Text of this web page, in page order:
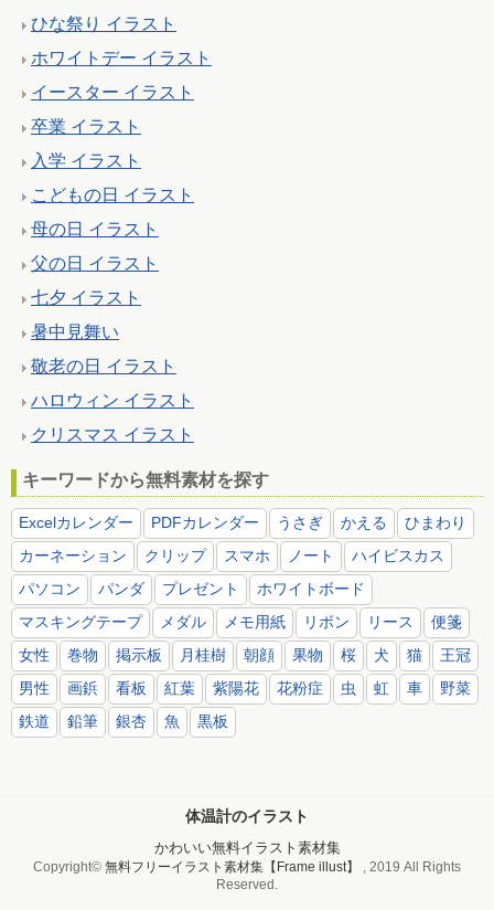
ひな祭り イラスト
ホワイトデー イラスト
イースター イラスト
卒業 イラスト
入学 イラスト
こどもの日 イラスト
母の日 イラスト
父の日 イラスト
七夕 イラスト
暑中見舞い
敬老の日 イラスト
ハロウィン イラスト
クリスマス イラスト
キーワードから無料素材を探す
Excelカレンダー PDFカレンダー うさぎ かえる
ひまわり
カーネーション
クリップ スマホ ノート
ハイビスカス
パソコン
パンダ プレゼント
ホワイトボード
マスキングテープ
メダル メモ用紙 リボン リース
便箋
女性
巻物 掲示板 月桂樹 朝顔 果物 桜 犬 猫
王冠
男性
画鋲 看板 紅葉 紫陽花 花粉症 虫 虹 車
野菜
鉄道
鉛筆 銀杏 魚 黒板
体温計のイラスト
かわいい無料イラスト素材集
Copyright© 無料フリーイラスト素材集【Frame illust】
, 2019 All Rights
Reserved.